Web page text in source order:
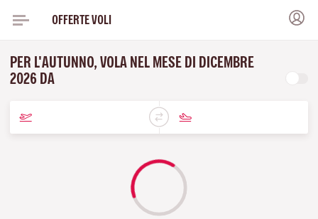
OFFERTE VOLI
PER L'AUTUNNO, VOLA NEL MESE DI DICEMBRE
2026 DA